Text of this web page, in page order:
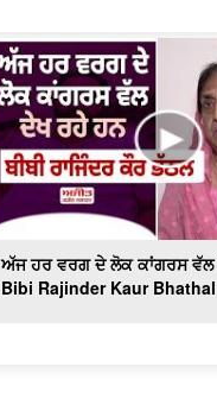
ਅੱਜ ਹਰ ਵਰਗ ਦੇ ਲੋਕ ਕਾਂਗਰਸ
Bibi Rajinder Kaur Bhathal